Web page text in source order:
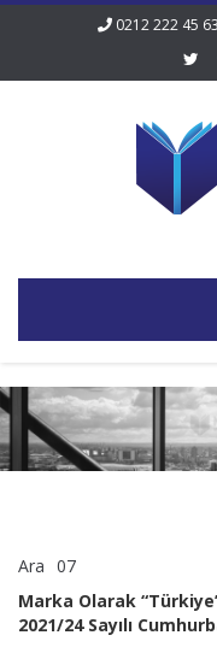
0212 222 45 63
Ara 07
“Türkiye”
İbaresinin
Marka Olarak
2021/24 Sayılı